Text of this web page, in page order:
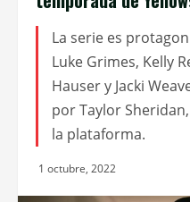
La serie es
Luke Grimes, Kelly
Hauser y Jacki
por Taylor
la plataforma.
1 octubre, 2022